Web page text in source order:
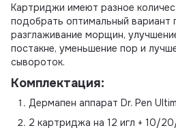
Картриджи имеют разное
подобрать оптимальный вариант
разглаживание морщин,
постакне, уменьшение пор и
сывороток.
Комплектация:
Дермапен аппарат Dr. Pen
2 картриджа на 12 игл + 10/